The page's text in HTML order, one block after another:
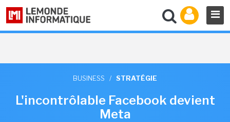
BUSINESS / STRATÉGIE
L'incontrôlable Facebook devient
Meta